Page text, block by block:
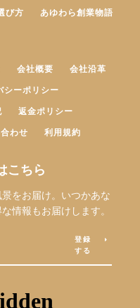
び方 あゆわら創業物語
会社概要 会社沿革
シーポリシー
返金ポリシー
わせ 利用規約
こちら
をお届け。いつかあな
情報もお届けします。
登録
する